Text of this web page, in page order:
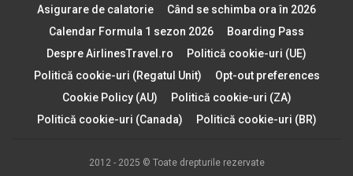
Asigurare de calatorie
Când se schimba ora în 2026
Calendar Formula 1 sezon 2026
Boarding Pass
Despre AirlinesTravel.ro
Politică cookie-uri (UE)
Politică cookie-uri (Regatul Unit)
Opt-out preferences
Cookie Policy (AU)
Politică cookie-uri (ZA)
Politică cookie-uri (Canada)
Politică cookie-uri (BR)
2012 - 2025 © Toate drepturile rezervate